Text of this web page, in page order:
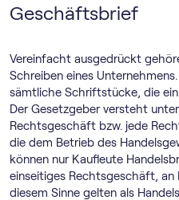
Geschäftsbrief
Vereinfacht ausgedrückt
Schreiben eines
sämtliche Schriftstücke, die
Der Gesetzgeber versteht
Rechtsgeschäft bzw. jede
die dem Betrieb des
können nur Kaufleute
einseitiges Rechtsgeschäft, an
diesem Sinne gelten als